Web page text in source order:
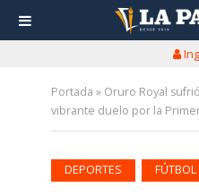
Portada » Oruro Royal
vibrante duelo por la
DEPORTES FÚTBOL